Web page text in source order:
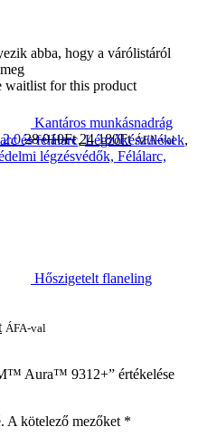
Kantáros munkásnadrág
2.028 010Ft 24 180Ft ÁFA-val
Hőszigetelt flaneling
ÁFA-val
abba, hogy a várólistáról
waitlist for this product
és félálarc, Légzőkészülékek,
légzésvédők, Félálarc,
Aura™ 9312+” értékelése
A kötelező mezőket *